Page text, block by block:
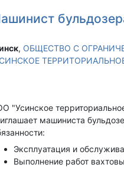
, ОБЩЕСТВО С
"Усинское
машиниста
Эксплуатация и
Выполнение работ